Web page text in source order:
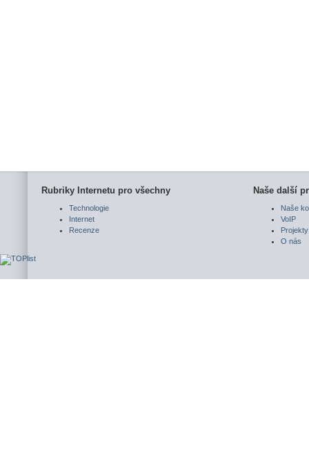
Rubriky Internetu pro všechny
Technologie
Internet
Recenze
Naše další
Naše
VoIP
Projekty
O nás